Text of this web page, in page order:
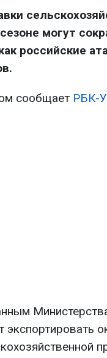
могут
российские
сообщает РБК-
экспортировать